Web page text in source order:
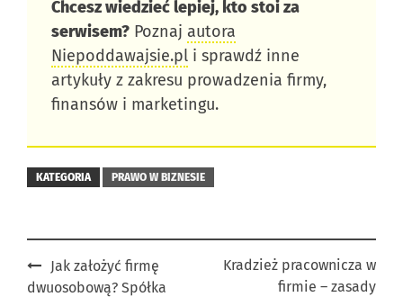
Chcesz wiedzieć lepiej, kto stoi za
serwisem? Poznaj autora
Niepoddawajsie.pl i sprawdź inne
artykuły z zakresu prowadzenia firmy,
finansów i marketingu.
KATEGORIA PRAWO W BIZNESIE
Post
Jak założyć firmę
dwuosobową? Spółka
Kradzież pracownicza w
firmie – zasady